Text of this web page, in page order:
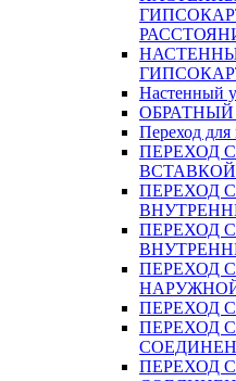
Настенный
Переход для
ПЕРЕХОД
ПЕРЕХОД
ПЕРЕХОД
ПЕРЕХОД
ПЕРЕХОД
ПЕРЕХОД
ПЕРЕХОД